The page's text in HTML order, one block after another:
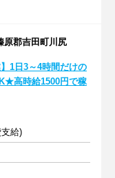
原郡吉田町川尻
1日3～4時間だけの
高時給1500円で稼
給)